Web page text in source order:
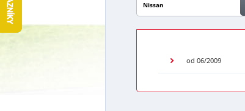
Nissan
od 06/2009